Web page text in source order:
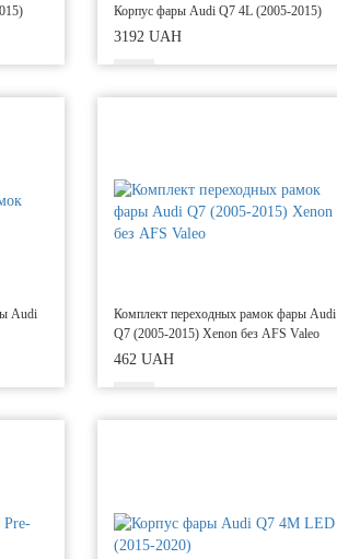
2015) Корпус фары Audi Q7 4L (2005-2015)
3192 UAH
Audi
Комплект переходных рамок фары Audi
Q7 (2005-2015) Xenon без AFS Valeo
462 UAH